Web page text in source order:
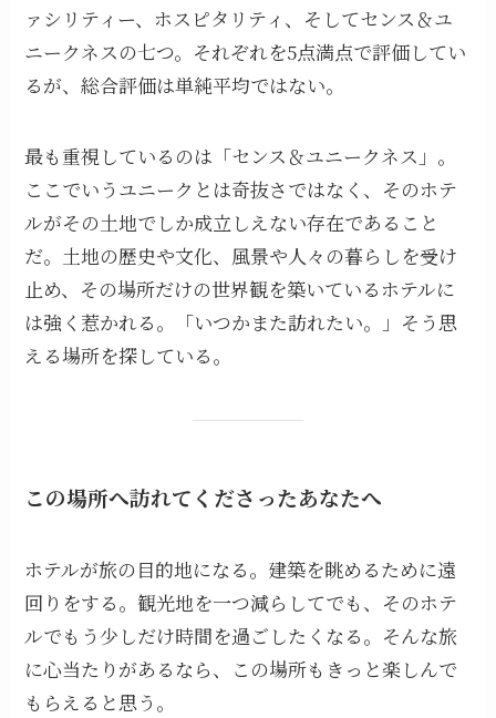
ァシリティー、ホスピタリティ、そしてセンス＆ユ
ニークネスの七つ。それぞれを5点満点で評価してい
るが、総合評価は単純平均ではない。
最も重視しているのは「センス＆ユニークネス」。
ここでいうユニークとは奇抜さではなく、そのホテ
ルがその土地でしか成立しえない存在であること
だ。土地の歴史や文化、風景や人々の暮らしを受け
止め、その場所だけの世界観を築いているホテルに
は強く惹かれる。「いつかまた訪れたい。」そう思
える場所を探している。
この場所へ訪れてくださったあなたへ
ホテルが旅の目的地になる。建築を眺めるために遠
回りをする。観光地を一つ減らしてでも、そのホテ
ルでもう少しだけ時間を過ごしたくなる。そんな旅
に心当たりがあるなら、この場所もきっと楽しんで
もらえると思う。